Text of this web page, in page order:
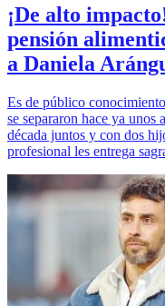
¡De alto
pensión
a Daniela
Es de público
se separaron hace ya unos
década juntos y con dos
profesional les entrega